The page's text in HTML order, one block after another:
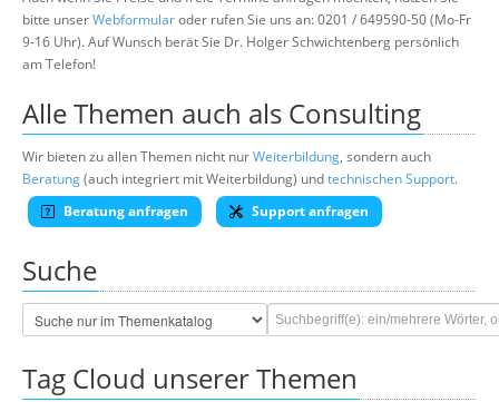
bitte unserWebformularoder rufen Sie uns an: 0201 / 649590-50 (Mo-Fr
9-16 Uhr). Auf Wunsch berät Sie Dr. Holger Schwichtenberg persönlich
am Telefon!
Alle Themen auch als Consulting
Wir bieten zu allen Themen nicht nurWeiterbildung, sondern auch
Beratung(auch integriert mit Weiterbildung) undtechnischen Support.
Beratung anfragen
Support anfragen
Suche
Tag Cloud unserer Themen